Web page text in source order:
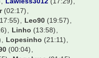
Lawless3012 (17:29)
(02:17)
Leo90 (19:57)
Linho (13:58)
Lopesinho (21:11)
(00:04)